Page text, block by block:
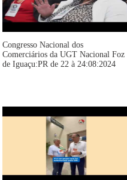
Congresso Nacional dos
Comerciários da UGT Nacional Foz
de Iguaçu:PR de 22 à 24:08:2024